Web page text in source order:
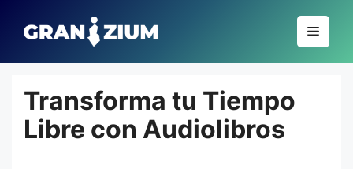
para
conteúdo
Menu
Transforma tu Tiempo
Libre con Audiolibros